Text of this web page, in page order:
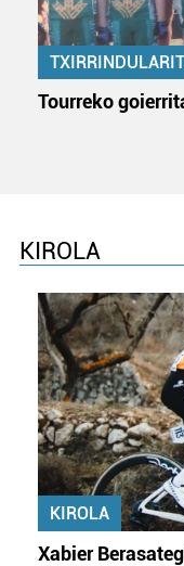
Tourreko
KIROLA
KIROLA
Xabier